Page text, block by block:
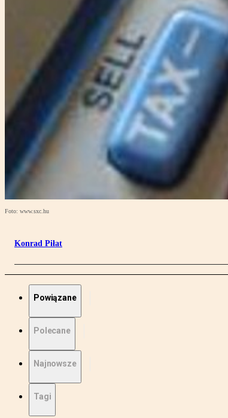
Foto: www.sxc.hu
Konrad Piłat
Powiązane
Polecane
Najnowsze
Tagi